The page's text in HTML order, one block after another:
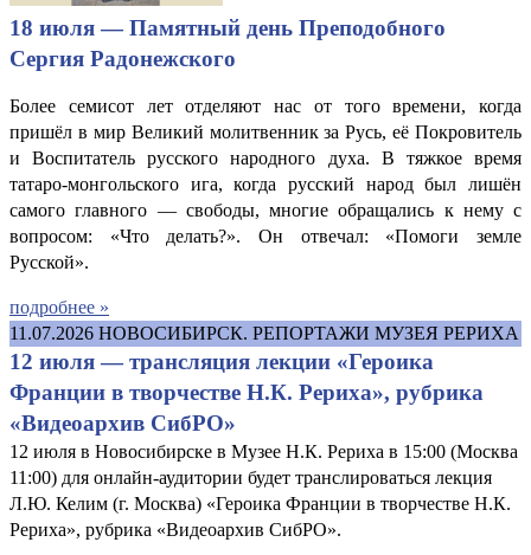
18 июля — Памятный день Преподобного
Сергия Радонежского
Более семисот лет отделяют нас от того времени, когда
пришёл в мир Великий молитвенник за Русь, её Покровитель
и Воспитатель русского народного духа. В тяжкое время
татаро-монгольского ига, когда русский народ был лишён
самого главного — свободы, многие обращались к нему с
вопросом: «Что делать?». Он отвечал: «Помоги земле
Русской».
подробнее »
11.07.2026 НОВОСИБИРСК. РЕПОРТАЖИ МУЗЕЯ РЕРИХА
12 июля — трансляция лекции «Героика
Франции в творчестве Н.К. Рериха», рубрика
«Видеоархив СибРО»
12 июля в Новосибирске в Музее Н.К. Рериха в 15:00 (Москва
11:00) для онлайн-аудитории будет транслироваться лекция
Л.Ю. Келим (г. Москва) «Героика Франции в творчестве Н.К.
Рериха», рубрика «Видеоархив СибРО».